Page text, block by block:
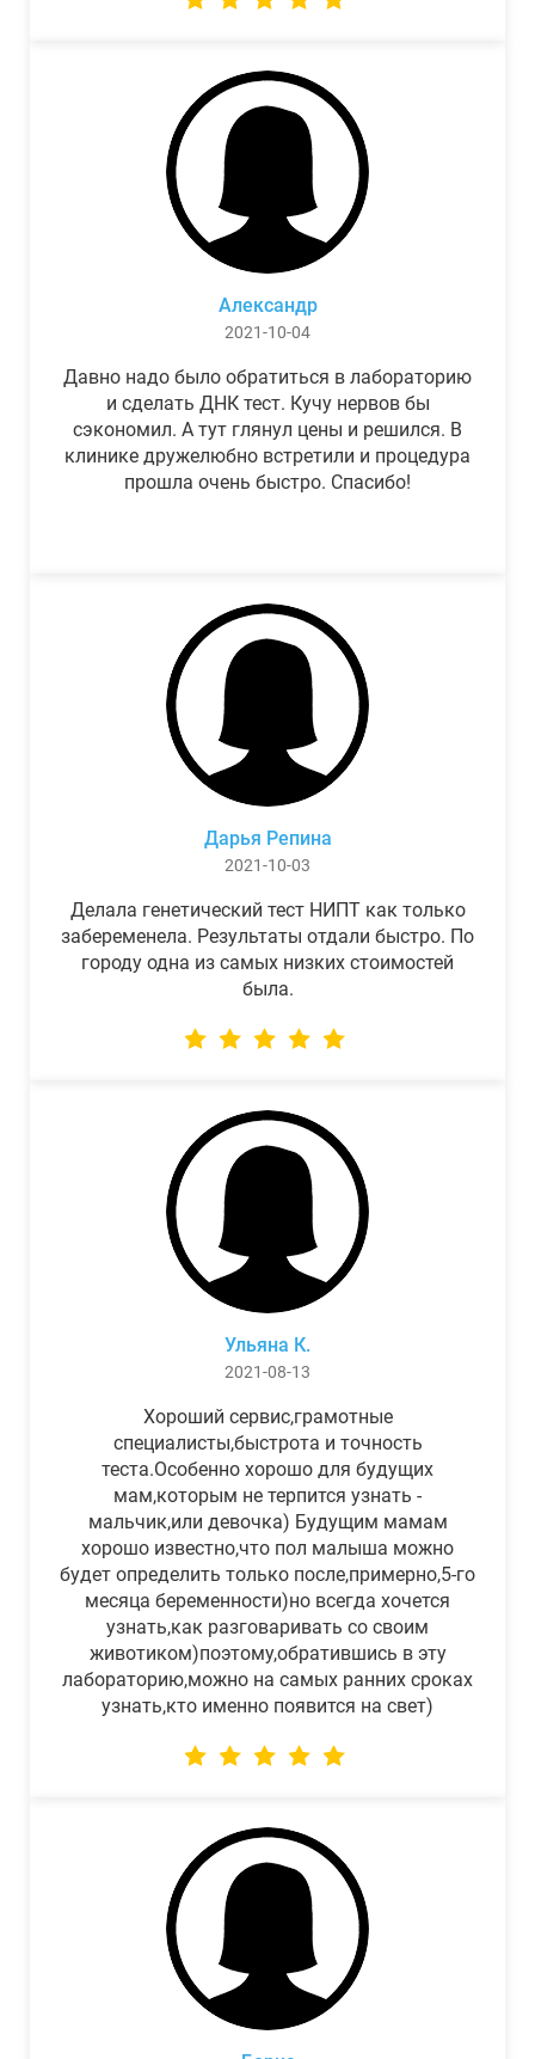
Александр
2021-10-04
Давно надо было обратиться в лабораторию
и сделать ДНК тест. Кучу нервов бы
сэкономил. А тут глянул цены и решился. В
клинике дружелюбно встретили и процедура
прошла очень быстро. Спасибо!
Дарья Репина
2021-10-03
Делала генетический тест НИПТ как только
забеременела. Результаты отдали быстро. По
городу одна из самых низких стоимостей
была.
Ульяна К.
2021-08-13
Хороший сервис,грамотные
специалисты,быстрота и точность
теста.Особенно хорошо для будущих
мам,которым не терпится узнать -
мальчик,или девочка) Будущим мамам
хорошо известно,что пол малыша можно
будет определить только после,примерно,5-го
месяца беременности)но всегда хочется
узнать,как разговаривать со своим
животиком)поэтому,обратившись в эту
лабораторию,можно на самых ранних сроках
узнать,кто именно появится на свет)